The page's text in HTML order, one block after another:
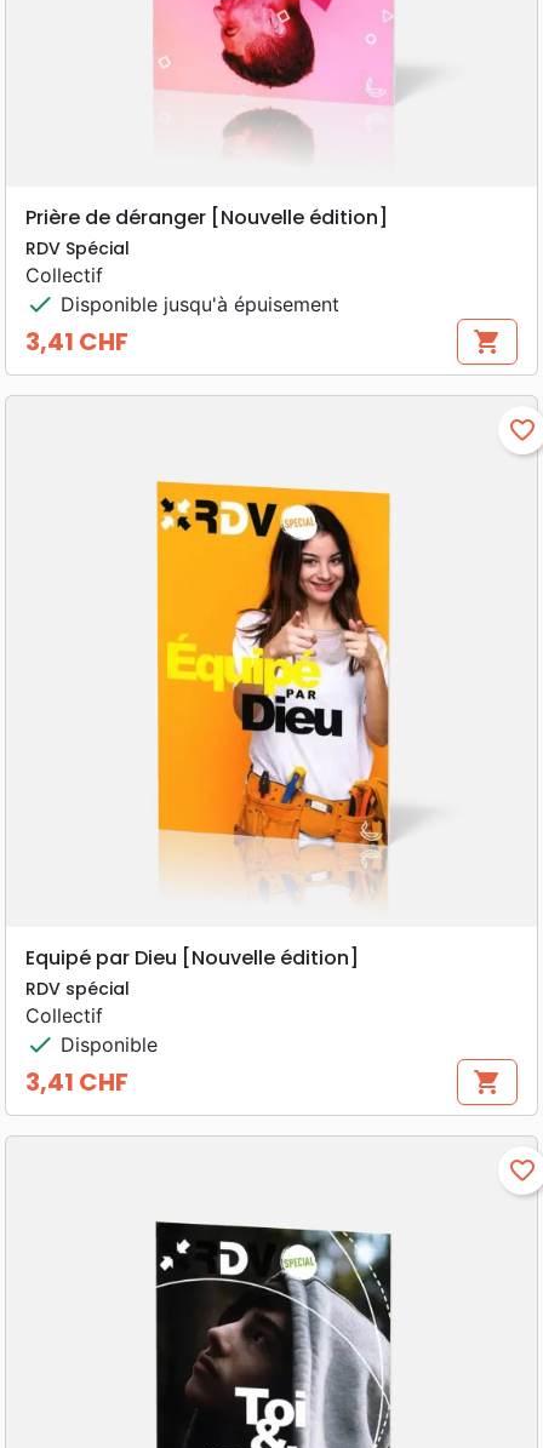
Prière de déranger [Nouvelle édition]
RDV Spécial
Collectif
check Disponible jusqu'à épuisement
Prix
3,41 CHF shopping_cart
favorite_border
Equipé par Dieu [Nouvelle édition]
RDV spécial
Collectif
check Disponible
Prix
3,41 CHF shopping_cart
favorite_border